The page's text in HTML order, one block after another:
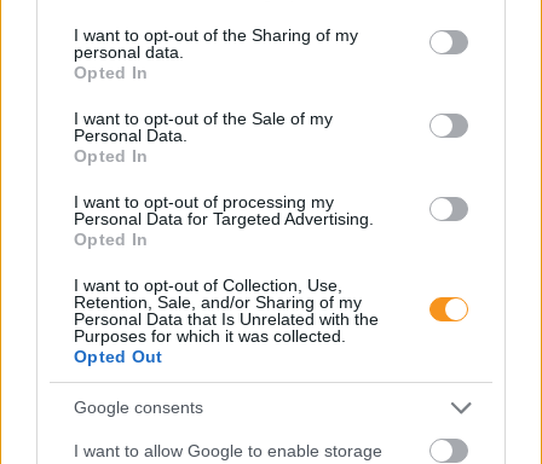
not limited to your visit or usage behaviour. You may click to
grant or deny consent to Google and its third-party tags to
use your data for below specified purposes in below Google
consent section.
I want to opt-out of the Sharing of my
personal data.
Opted In
I want to opt-out of the Sale of my
Personal Data.
Opted In
I want to opt-out of processing my
Personal Data for Targeted Advertising.
Opted In
I want to opt-out of Collection, Use,
Retention, Sale, and/or Sharing of my
Personal Data that Is Unrelated with the
Purposes for which it was collected.
Opted Out
Google consents
I want to allow Google to enable storage
Európában becslések szerint évente 250 ezer
gyerek tűnik el – vagyis nagyjából kétpercenként
nemcsak rendőrségi statisztika: mögötte családi
konfliktusok, bántalmazás, szökések, online
kapcsolatok, intézményi hiányok és kamaszkori
krízisek is állhatnak.
Sok szülő félreérti a félévi
bizonyítványt, ezért!